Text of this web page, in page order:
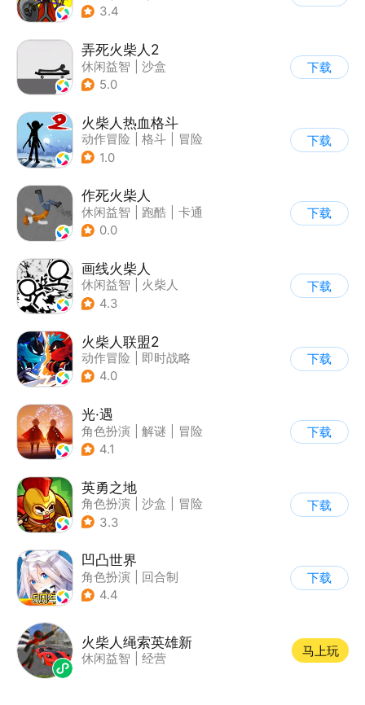
| 火柴人
3.4
弄死火柴人2
休闲益智
沙盒
5.0
下载
火柴人热血格斗
动作冒险 格斗
冒险
| 火柴人
1.0
下载
作死火柴人
休闲益智 跑酷
卡通
| 62游戏
0.0
下载
画线火柴人
休闲益智
火柴人
| DIY
4.3
下载
火柴人联盟2
动作冒险
即时战略
| 冒险
4.0
下载
光·遇
角色扮演 解谜
冒险
| 开放世界
4.1
下载
英勇之地
角色扮演 沙盒
冒险
| steam游戏
3.3
下载
凹凸世界
角色扮演
回合制
| 动漫改编
4.4
下载
火柴人绳索英雄新
休闲益智 经营
马上玩